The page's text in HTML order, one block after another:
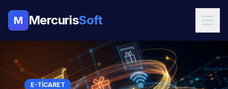
M MercurisSoft
E-TICARET